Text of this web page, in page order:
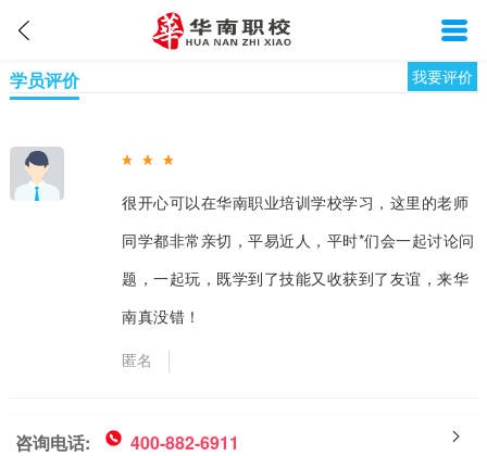
学员评价 我要评价
很开心可以在华南职业培训学校学习，这里的老师
同学都非常亲切，平易近人，平时*们会一起讨论问
题，一起玩，既学到了技能又收获到了友谊，来华
南真没错！
匿名
咨询电话: 400-882-6911